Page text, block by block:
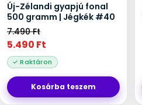
Új-Zélandi gyapjú fonal
500 gramm | Jégkék #40
7.490Ft
5.490 Ft
Kosárba teszem